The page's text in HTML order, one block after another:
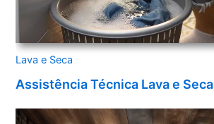
Lava e Seca
Assistência Técnica Lava e Seca